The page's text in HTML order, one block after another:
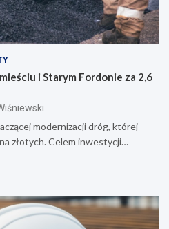
i Starym Fordonie za 2,6
modernizacji dróg, której
złotych. Celem inwestycji…